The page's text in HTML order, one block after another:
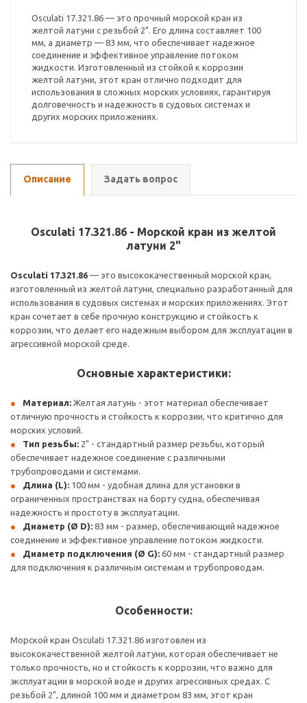
Osculati 17.321.86 — это прочный морской кран из
желтой латуни с резьбой 2". Его длина составляет 100
мм, а диаметр — 83 мм, что обеспечивает надежное
соединение и эффективное управление потоком
жидкости. Изготовленный из стойкой к коррозии
желтой латуни, этот кран отлично подходит для
использования в сложных морских условиях, гарантируя
долговечность и надежность в судовых системах и
других морских приложениях.
Описание Задать вопрос
Osculati 17.321.86 - Морской кран из желтой
латуни 2"
Osculati 17.321.86 — это высококачественный морской кран,
изготовленный из желтой латуни, специально разработанный для
использования в судовых системах и морских приложениях. Этот
кран сочетает в себе прочную конструкцию и стойкость к
коррозии, что делает его надежным выбором для эксплуатации в
агрессивной морской среде.
Основные характеристики:
Материал: Желтая латунь - этот материал обеспечивает
отличную прочность и стойкость к коррозии, что критично для
морских условий.
Тип резьбы: 2" - стандартный размер резьбы, который
обеспечивает надежное соединение с различными
трубопроводами и системами.
Длина (L): 100 мм - удобная длина для установки в
ограниченных пространствах на борту судна, обеспечивая
надежность и простоту в эксплуатации.
Диаметр (Ø D): 83 мм - размер, обеспечивающий надежное
соединение и эффективное управление потоком жидкости.
Диаметр подключения (Ø G): 60 мм - стандартный размер
для подключения к различным системам и трубопроводам.
Особенности:
Морской кран Osculati 17.321.86 изготовлен из
высококачественной желтой латуни, которая обеспечивает не
только прочность, но и стойкость к коррозии, что важно для
эксплуатации в морской воде и других агрессивных средах. С
резьбой 2", длиной 100 мм и диаметром 83 мм, этот кран